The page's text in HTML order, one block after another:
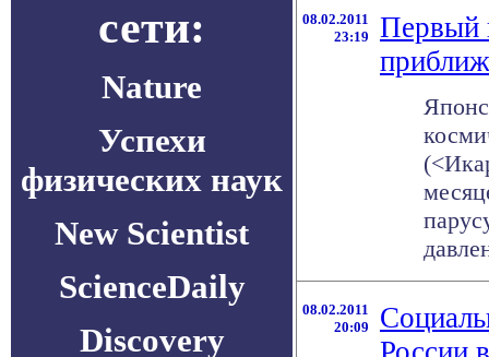
сети:
Nature
Успехи
физических наук
New Scientist
ScienceDaily
Discovery
08.02.2011
23:19
Первый
08.02.2011
20:09